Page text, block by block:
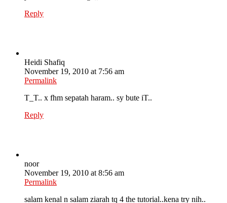
Reply
Heidi Shafiq
November 19, 2010 at 7:56 am
Permalink
T_T.. x fhm sepatah haram.. sy bute iT..
Reply
noor
November 19, 2010 at 8:56 am
Permalink
salam kenal n salam ziarah tq 4 the tutorial..kena try nih..